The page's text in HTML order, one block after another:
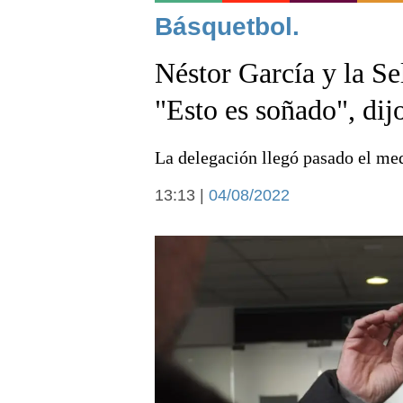
Noticias
Economía y campo
Básquetbol.
Néstor García y la
"Esto es soñado",
La delegación llegó pasado el
13:13 | 04/08/2022